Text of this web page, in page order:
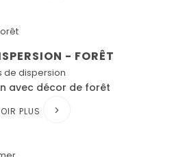
- FORÊT
de dispersion
avec décor de forêt
PLUS